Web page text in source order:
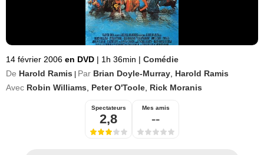
14 février 2006 en DVD | 1h 36min | Comédie
De Harold Ramis Par Brian Doyle-Murray Harold Ramis
Avec Robin Williams Peter O'Toole Rick Moranis
Spectateurs
2,8
Mes amis
--